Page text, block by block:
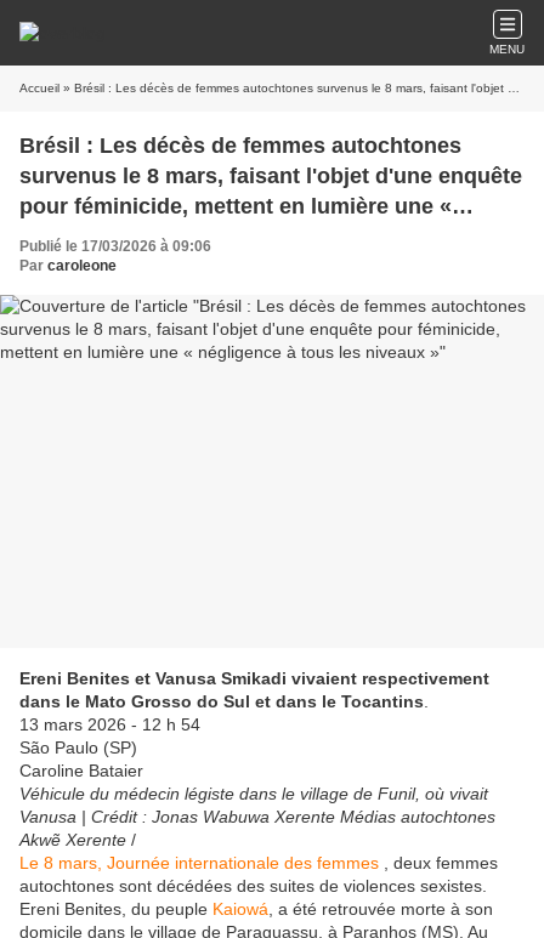
MENU
Accueil » Brésil : Les décès de femmes autochtones survenus le 8 mars, faisant l'objet d'une enquête pour féminicide, mettent en lumière une « négligence à tous les niveaux »
Brésil : Les décès de femmes autochtones
survenus le 8 mars, faisant l'objet d'une enquête
pour féminicide, mettent en lumière une «
négligence à tous les niveaux »
Publié le 17/03/2026 à 09:06
Par caroleone
Ereni Benites et Vanusa Smikadi vivaient respectivement
dans le Mato Grosso do Sul et dans le Tocantins
13 mars 2026 - 12 h 54
São Paulo (SP)
Caroline Bataier
Véhicule du médecin légiste dans le village de Funil, où vivait
Vanusa | Crédit : Jonas Wabuwa Xerente Médias autochtones
Akwẽ Xerente /
Le 8 mars, Journée internationale des femmes , deux femmes
autochtones sont décédées des suites de violences sexistes.
Ereni Benites, du peuple Kaiowá , a été retrouvée morte à son
domicile dans le village de Paraguassu, à Paranhos (MS). Au